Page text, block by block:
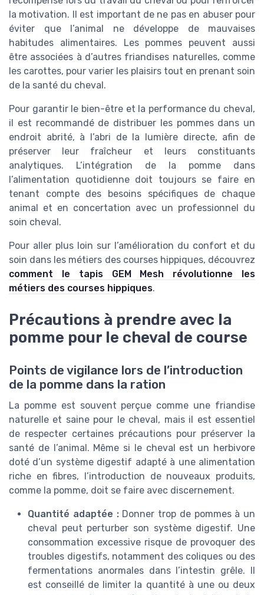
la motivation. Il est important de ne pas en abuser pour
éviter que l’animal ne développe de mauvaises
habitudes alimentaires. Les pommes peuvent aussi
être associées à d’autres friandises naturelles, comme
les carottes, pour varier les plaisirs tout en prenant soin
de la santé du cheval.
Pour garantir le bien-être et la performance du cheval,
il est recommandé de distribuer les pommes dans un
endroit abrité, à l’abri de la lumière directe, afin de
préserver leur fraîcheur et leurs constituants
analytiques. L’intégration de la pomme dans
l’alimentation quotidienne doit toujours se faire en
tenant compte des besoins spécifiques de chaque
animal et en concertation avec un professionnel du
soin cheval.
Pour aller plus loin sur l’amélioration du confort et du
soin dans les métiers des courses hippiques, découvrez
comment le tapis GEM Mesh révolutionne les
métiers des courses hippiques.
Précautions à prendre avec la
pomme pour le cheval de course
Points de vigilance lors de l’introduction
de la pomme dans la ration
La pomme est souvent perçue comme une friandise
naturelle et saine pour le cheval, mais il est essentiel
de respecter certaines précautions pour préserver la
santé de l’animal. Même si le cheval est un herbivore
doté d’un système digestif adapté à une alimentation
riche en fibres, l’introduction de nouveaux produits,
comme la pomme, doit se faire avec discernement.
Quantité adaptée :Donner trop de pommes à un
cheval peut perturber son système digestif. Une
consommation excessive risque de provoquer des
troubles digestifs, notamment des coliques ou des
fermentations anormales dans l’intestin grêle. Il
est conseillé de limiter la quantité à une ou deux